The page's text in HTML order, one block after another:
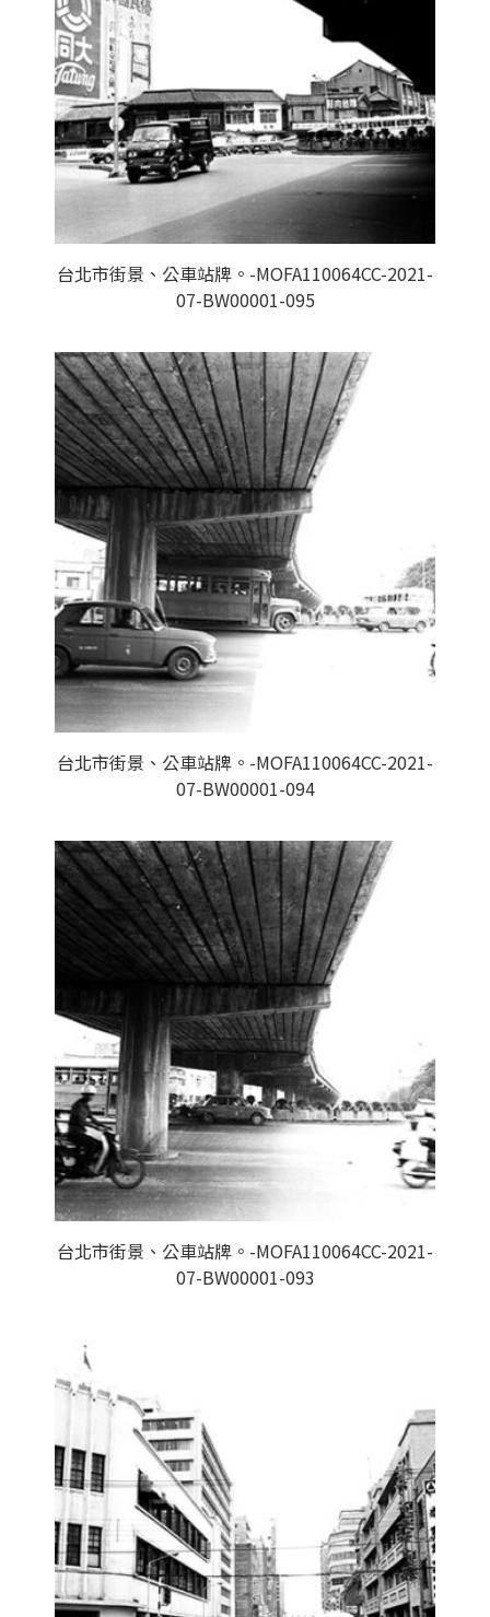
台北市街景、公車站牌。-MOFA110064CC-2021-
07-BW00001-095
台北市街景、公車站牌。-MOFA110064CC-2021-
07-BW00001-094
台北市街景、公車站牌。-MOFA110064CC-2021-
07-BW00001-093